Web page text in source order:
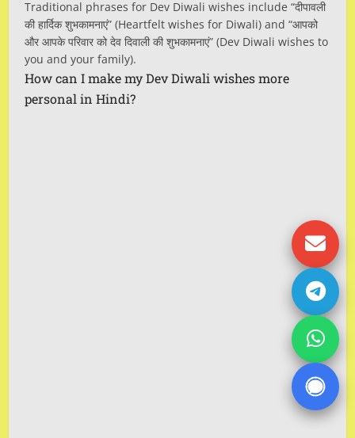
Traditional phrases for Dev Diwali wishes include “दीपावली
की हार्दिक शुभकामनाएं” (Heartfelt wishes for Diwali) and “आपको
और आपके परिवार को देव दिवाली की शुभकामनाएं” (Dev Diwali wishes to
you and your family).
How can I make my Dev Diwali wishes more
personal in Hindi?